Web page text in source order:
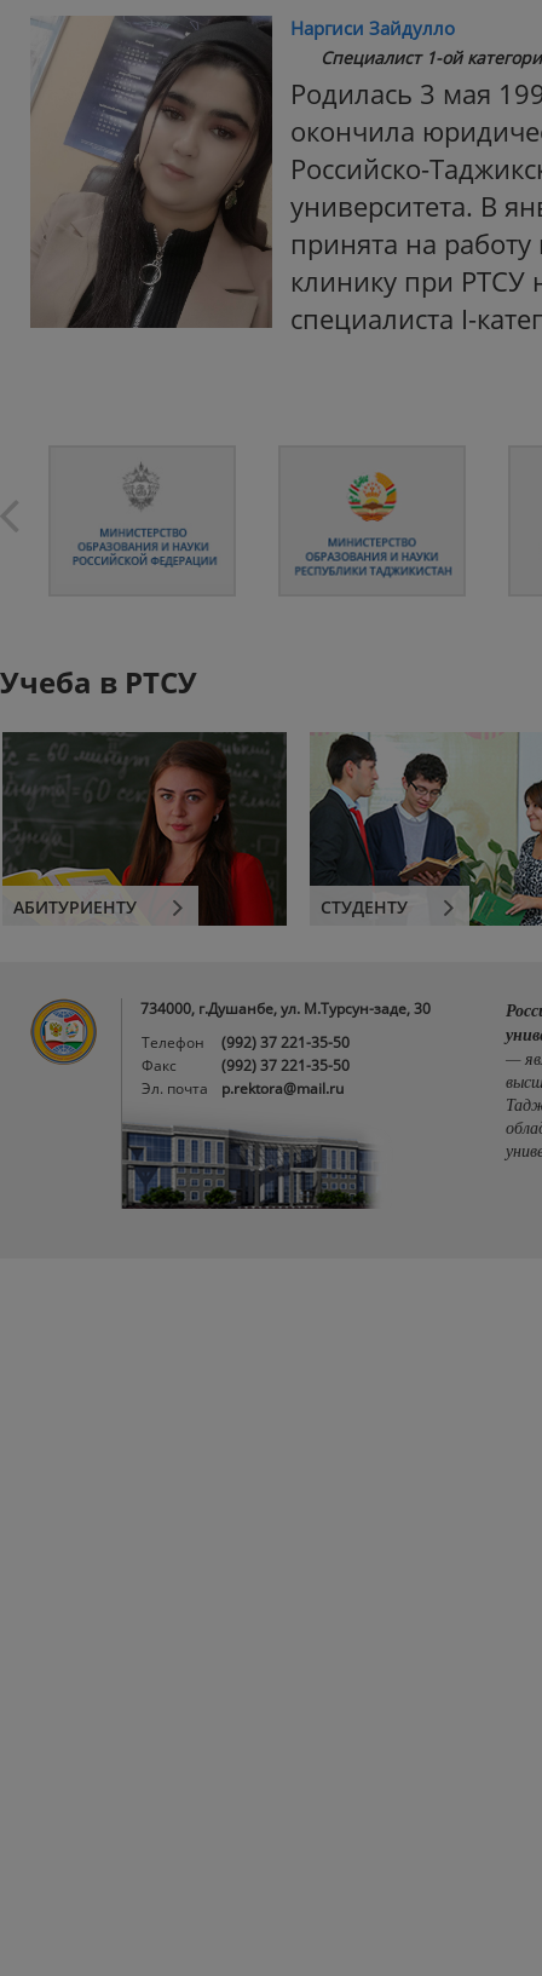
Наргиси Зайдулло
Специалист 1-ой
Родилась 3 мая
окончила
Российско-
университета. В
принята на
клинику при РТСУ
специалиста I-
Учеба в РТСУ
АБИТУРИЕНТУ СТУДЕНТУ
734000, г.Душанбе, ул. М.Турсун-заде, 30
Телефон
(992) 37 221-35-50
Факс
(992) 37 221-35-50
Эл. почта
p.rektora@mail.ru
—